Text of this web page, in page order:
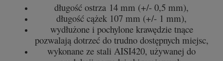
długość ostrza 14 mm (+/- 0,5 mm),
długość cążek 107 mm (+/- 1 mm),
wydłużone i pochylone krawędzie tnące
pozwalają dotrzeć do trudno dostępnych miejsc,
wykonane ze stali AISI420, używanej do